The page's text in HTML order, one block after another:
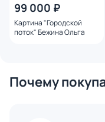
99 000 ₽
Картина "Городской
поток" Бежина Ольга
Почему